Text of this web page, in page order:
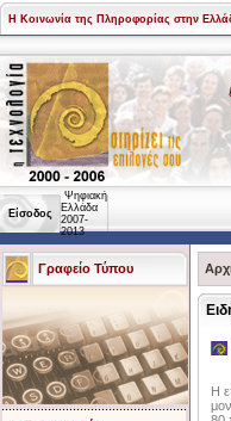
Η Κοινωνία της Πληροφορίας στην
Είσοδος
Ψηφιακή
Ελλάδα
2007-
2013
Γραφείο Τύπου
Η